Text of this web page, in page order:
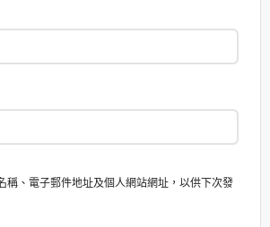
稱、電子郵件地址及個人網站網址，以供下次發